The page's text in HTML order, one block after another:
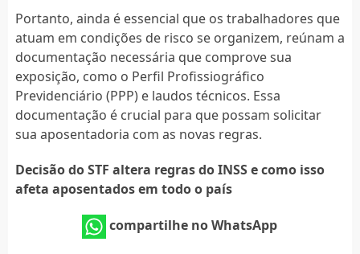
Portanto, ainda é essencial que os trabalhadores que
atuam em condições de risco se organizem, reúnam a
documentação necessária que comprove sua
exposição, como o Perfil Profissiográfico
Previdenciário (PPP) e laudos técnicos. Essa
documentação é crucial para que possam solicitar
sua aposentadoria com as novas regras.
Decisão do STF altera regras do INSS e como isso
afeta aposentados em todo o país
compartilhe no WhatsApp